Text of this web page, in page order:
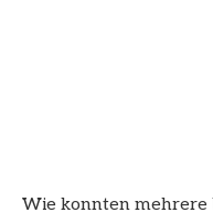
Wie konnten mehrere